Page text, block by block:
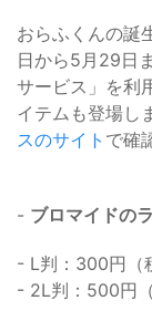
おらふくんの誕
日から5月29日
サービス」を利
イテムも登場し
スのサイト で確
- ブロマイドの
- L判：300円（
- 2L判：500円（